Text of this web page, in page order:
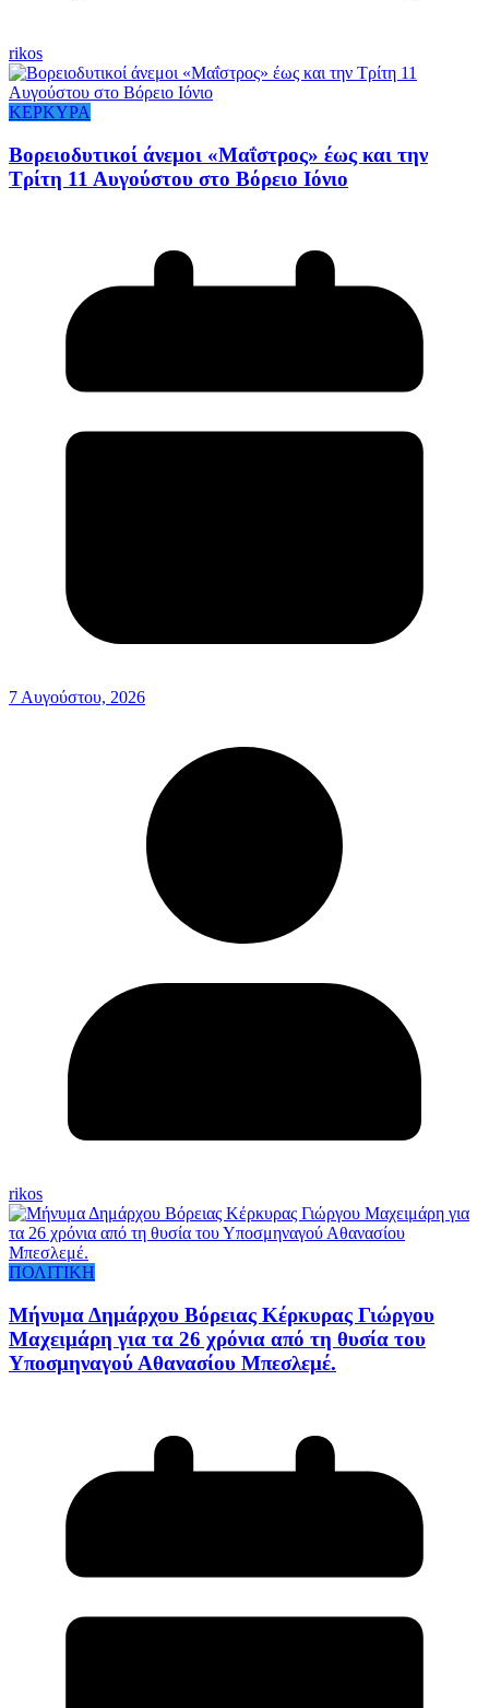
rikos
ΚΕΡΚΥΡΑ
Βορειοδυτικοί άνεμοι «Μαΐστρος» έως και την
Τρίτη 11 Αυγούστου στο Βόρειο Ιόνιο
7 Αυγούστου, 2026
rikos
ΠΟΛΙΤΙΚΗ
Μήνυμα Δημάρχου Βόρειας Κέρκυρας Γιώργου
Μαχειμάρη για τα 26 χρόνια από τη θυσία του
Υποσμηναγού Αθανασίου Μπεσλεμέ.